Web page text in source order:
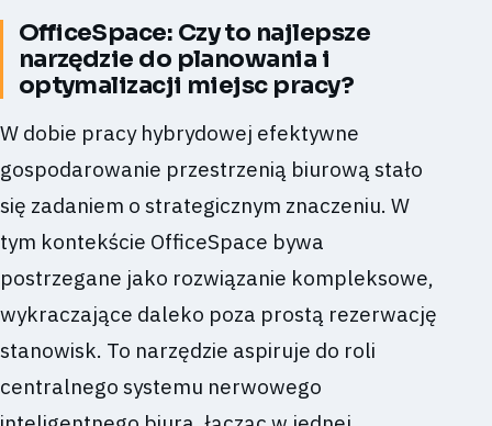
OfficeSpace: Czy to najlepsze
narzędzie do planowania i
optymalizacji miejsc pracy?
W dobie pracy hybrydowej efektywne
gospodarowanie przestrzenią biurową stało
się zadaniem o strategicznym znaczeniu. W
tym kontekście OfficeSpace bywa
postrzegane jako rozwiązanie kompleksowe,
wykraczające daleko poza prostą rezerwację
stanowisk. To narzędzie aspiruje do roli
centralnego systemu nerwowego